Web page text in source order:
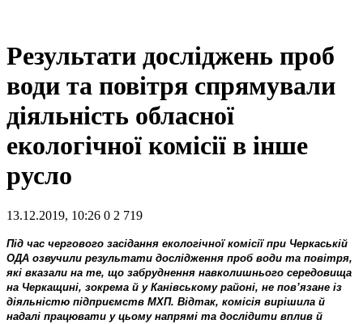
Результати досліджень проб
води та повітря спрямували
діяльність обласної
екологічної комісії в інше
русло
13.12.2019, 10:26 0 2 719
Під час чергового засідання екологічної комісії при Черкаській
ОДА озвучили результати дослідження проб води та повітря,
які вказали на те, що забруднення навколишнього середовища
на Черкащині, зокрема й у Канівському районі, не пов’язане із
діяльністю підприємств МХП. Відтак, комісія вирішила й
надалі працювати у цьому напрямі та дослідити вплив й